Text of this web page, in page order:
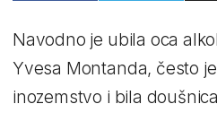
Navodno je ubila oca
Yvesa Montanda, često
inozemstvo i bila